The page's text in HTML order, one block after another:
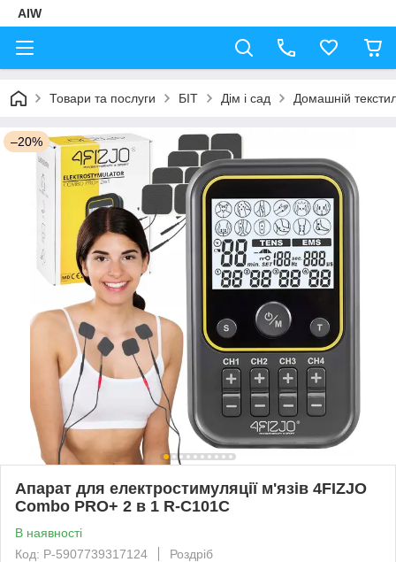
AIW
Товари та послуги БІТ Дім і сад Домашній
–20%
Апарат для електростимуляції м'язів 4FIZJO
Combo PRO+ 2 в 1 R-C101C
В наявності
Код: P-5907739317124
Роздріб